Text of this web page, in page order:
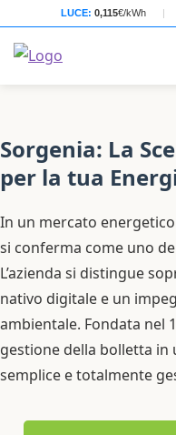
LUCE: 0,115€/kWh |
Sorgenia: La
per la tua
In un mercato
si conferma come uno
L’azienda si distingue
nativo digitale e un
ambientale. Fondata nel
gestione della bolletta in
semplice e totalmente